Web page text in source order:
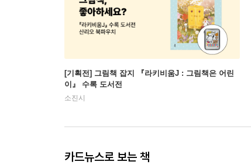
[기획전] 그림책 잡지 『라키비움J : 그림책은 어린
이』 수록 도서전
소진시
카드뉴스로 보는 책